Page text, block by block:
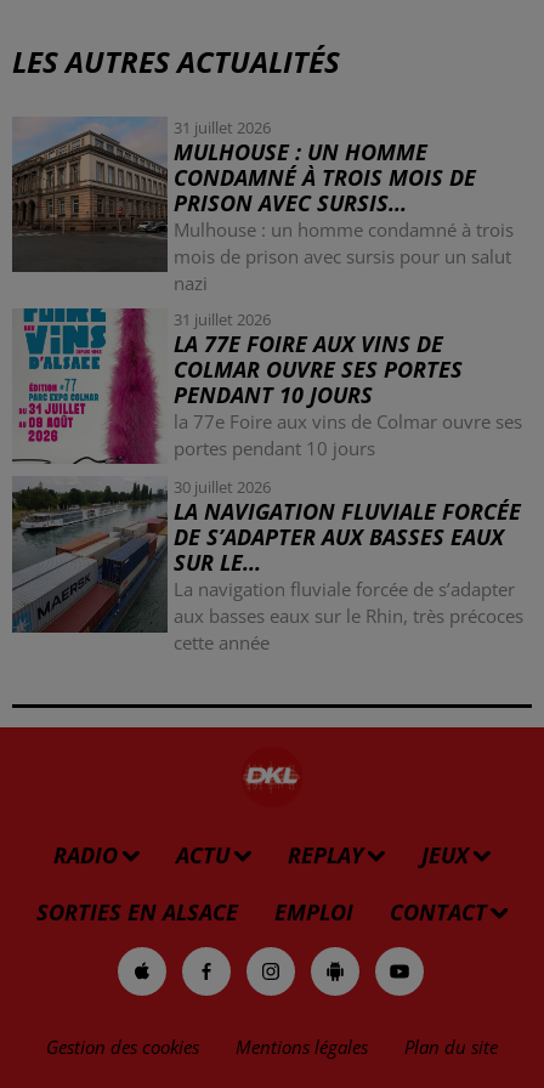
LES AUTRES ACTUALITÉS
31 juillet 2026
MULHOUSE : UN HOMME
CONDAMNÉ À TROIS MOIS DE
PRISON AVEC SURSIS...
Mulhouse : un homme condamné à trois
mois de prison avec sursis pour un salut
nazi
31 juillet 2026
LA 77E FOIRE AUX VINS DE
COLMAR OUVRE SES PORTES
PENDANT 10 JOURS
la 77e Foire aux vins de Colmar ouvre ses
portes pendant 10 jours
30 juillet 2026
LA NAVIGATION FLUVIALE FORCÉE
DE S’ADAPTER AUX BASSES EAUX
SUR LE...
La navigation fluviale forcée de s’adapter
aux basses eaux sur le Rhin, très précoces
cette année
RADIO ACTU REPLAY
JEUX
SORTIES EN ALSACE
EMPLOI CONTACT
Gestion des cookies Mentions légales Plan du site